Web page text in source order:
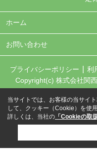
ホーム
お問い合わせ
プライバシーポリシー 利
Copyright(c) 株式会社関
当サイトでは、お客様の当サイ
して、クッキー（Cookie）を使
詳しくは、当社の 「Cookieの取